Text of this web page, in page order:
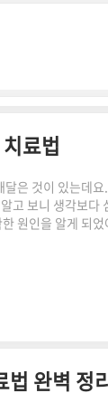
료법
은 것이 있는데
고 보니 생각보다
원인을 알게 되
한 치료를 시작해
요성과 기능우리
는 핵심적인 역할
법 완벽 정